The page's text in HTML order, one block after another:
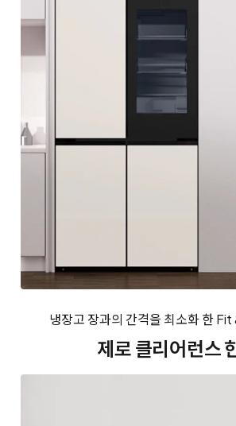
냉장고 장과의 간격을 최소화 한 Fit
제로 클리어런스